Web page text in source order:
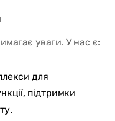
уваги. У нас є:
для
підтримки